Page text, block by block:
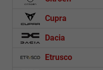
Cupra
Dacia
Etrusco